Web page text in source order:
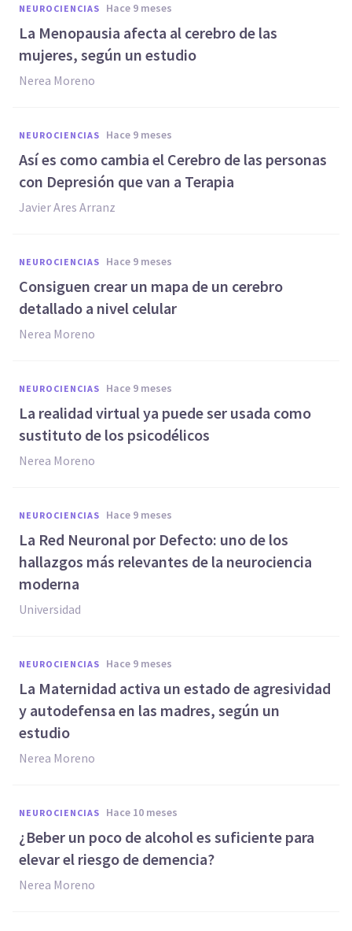
NEUROCIENCIAS hace 9 meses
La Menopausia afecta al cerebro de las
mujeres, según un estudio
Nerea Moreno
NEUROCIENCIAS hace 9 meses
Así es como cambia el Cerebro de las personas
con Depresión que van a Terapia
Javier Ares Arranz
NEUROCIENCIAS hace 9 meses
Consiguen crear un mapa de un cerebro
detallado a nivel celular
Nerea Moreno
NEUROCIENCIAS hace 9 meses
La realidad virtual ya puede ser usada como
sustituto de los psicodélicos
Nerea Moreno
NEUROCIENCIAS hace 9 meses
La Red Neuronal por Defecto: uno de los
hallazgos más relevantes de la neurociencia
moderna
Universidad
NEUROCIENCIAS hace 9 meses
La Maternidad activa un estado de agresividad
y autodefensa en las madres, según un
estudio
Nerea Moreno
NEUROCIENCIAS hace 10 meses
¿Beber un poco de alcohol es suficiente para
elevar el riesgo de demencia?
Nerea Moreno